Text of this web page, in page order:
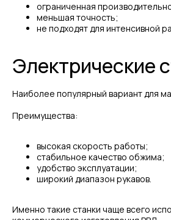
ограниченная
меньшая точность;
не подходят для интенсивной
Электрические
Наиболее популярный вариант для
Преимущества:
высокая скорость работы;
стабильное качество обжима;
удобство эксплуатации;
широкий диапазон рукавов.
Именно такие станки чаще всего